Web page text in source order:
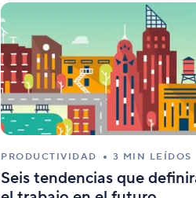
PRODUCTIVIDAD 3 MIN LEÍDOS
Seis tendencias que